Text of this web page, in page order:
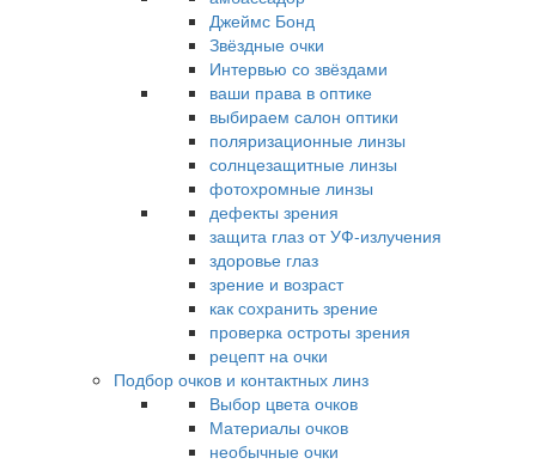
Джеймс Бонд
Звёздные очки
Интервью со звёздами
ваши права в оптике
выбираем салон оптики
поляризационные линзы
солнцезащитные линзы
фотохромные линзы
дефекты зрения
защита глаз от УФ-излучения
здоровье глаз
зрение и возраст
как сохранить зрение
проверка остроты зрения
рецепт на очки
Подбор очков и контактных линз
Выбор цвета очков
Материалы очков
необычные очки